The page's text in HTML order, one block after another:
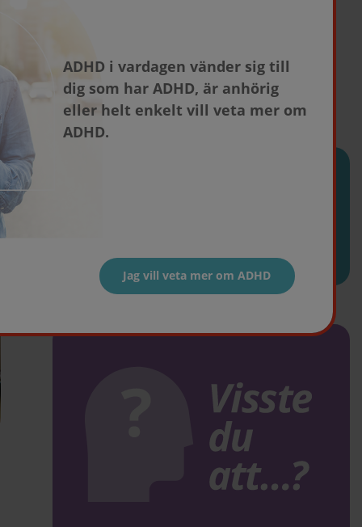
ADHD i vardagen vänder sig till
dig som har ADHD, är anhörig
eller helt enkelt vill veta mer om
ADHD.
Jag vill veta mer om ADHD